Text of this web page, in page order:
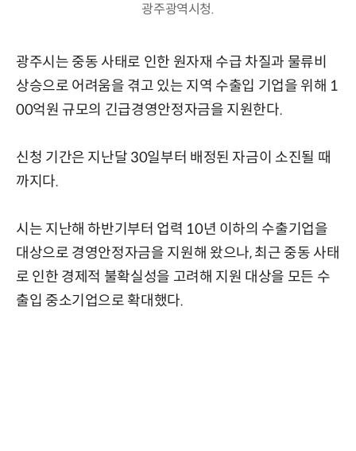
광주광역시청.
광주시는 중동 사태로 인한 원자재 수급 차질과 물류비
상승으로 어려움을 겪고 있는 지역 수출입 기업을 위해 1
00억원 규모의 긴급경영안정자금을 지원한다.
신청 기간은 지난달 30일부터 배정된 자금이 소진될 때
까지다.
시는 지난해 하반기부터 업력 10년 이하의 수출기업을
대상으로 경영안정자금을 지원해 왔으나, 최근 중동 사태
로 인한 경제적 불확실성을 고려해 지원 대상을 모든 수
출입 중소기업으로 확대했다.